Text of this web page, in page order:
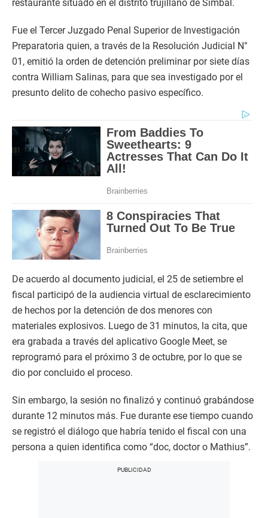
restaurante situado en el distrito trujillano de Simbal.
Fue el Tercer Juzgado Penal Superior de Investigación
Preparatoria quien, a través de la Resolución Judicial N°
01, emitió la orden de detención preliminar por siete días
contra William Salinas, para que sea investigado por el
presunto delito de cohecho pasivo específico.
De acuerdo al documento judicial, el 25 de setiembre el
fiscal participó de la audiencia virtual de esclarecimiento
de hechos por la detención de dos menores con
materiales explosivos. Luego de 31 minutos, la cita, que
era grabada a través del aplicativo Google Meet, se
reprogramó para el próximo 3 de octubre, por lo que se
dio por concluido el proceso.
Sin embargo, la sesión no finalizó y continuó grabándose
durante 12 minutos más. Fue durante ese tiempo cuando
se registró el diálogo que habría tenido el fiscal con una
persona a quien identifica como “doc, doctor o Mathius”.